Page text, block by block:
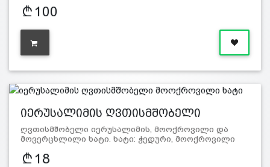
100
იერუსალიმის ღვთისმშობელი
ღვთისმშობელი იერუსალიმის, მოოქროვილი და
მოვერცხლილი ხატი. ხატი: ჭედური, მოოქროვილი
18